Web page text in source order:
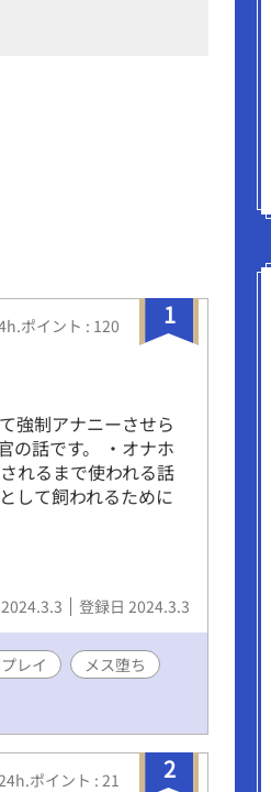
1
ポイント : 120
強制アナニーさせら
の話です。 ・オナホ
れるまで使われる話
して飼われるために
登録日 2024.3.3
レイ
メス堕ち
2
24h.ポイント : 21